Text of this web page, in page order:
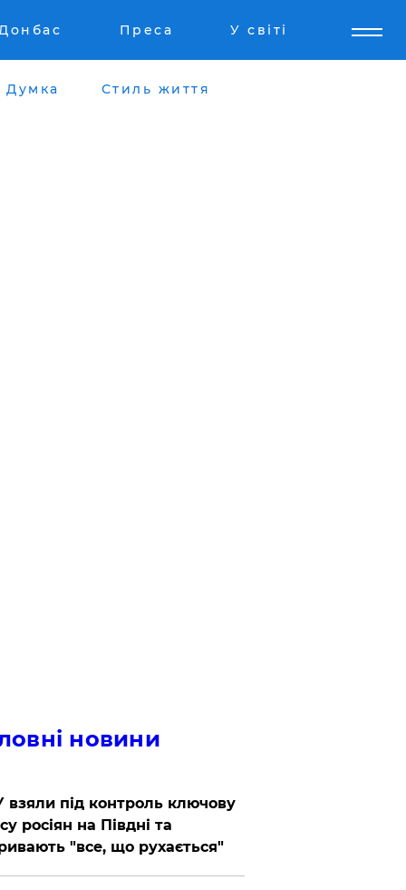
Преса У світі
Думка Стиль життя
новини
взяли під контроль ключову
росіян на Півдні та
"все, що рухається"